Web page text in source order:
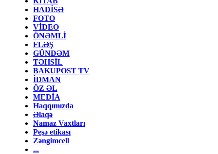
HADİSƏ
FOTO
VİDEO
ÖNƏMLİ
FLƏŞ
GÜNDƏM
TƏHSİL
BAKUPOST TV
İDMAN
ÖZ ƏL
MEDİA
Haqqımızda
Əlaqə
Namaz Vaxtları
Peşə etikası
Zəngimcell
...